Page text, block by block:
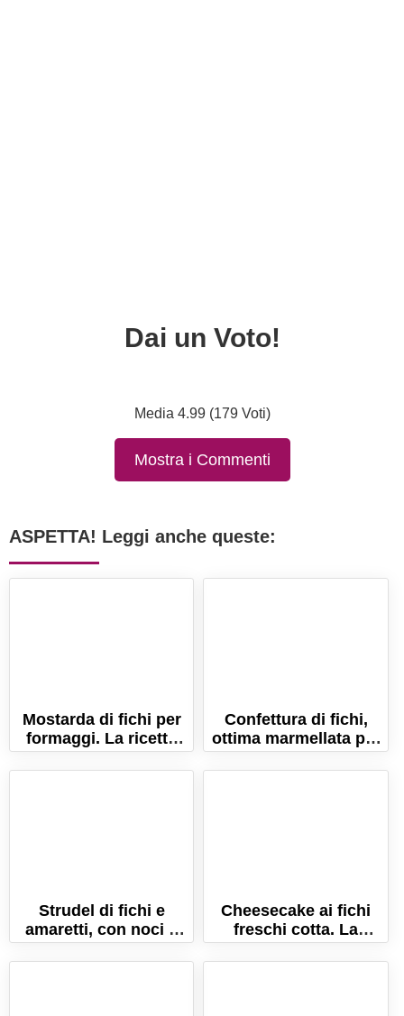
Dai un Voto!
Media 4.99 (179 Voti)
Mostra i Commenti
ASPETTA! Leggi anche queste:
Mostarda di fichi per
formaggi. La ricetta
con i fichi freschi!
Confettura di fichi,
ottima marmellata per
la colazione
Strudel di fichi e
amaretti, con noci e
marmellata. La ricetta
facilissima!
Cheesecake ai fichi
freschi cotta. La
ricetta senza gelatina!